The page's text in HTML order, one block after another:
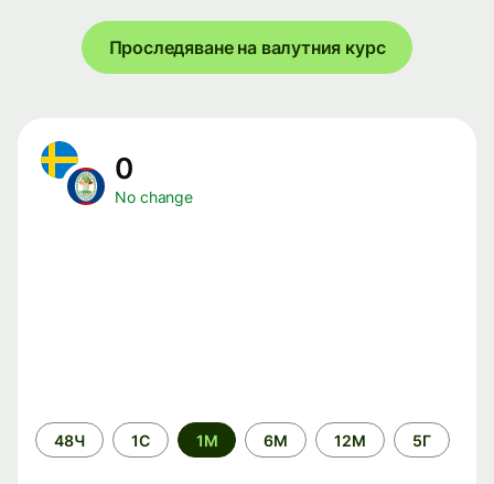
Проследяване на валутния курс
0
No change
Time
period
48Ч 1С 1М 6М 12М 5Г